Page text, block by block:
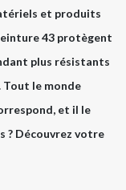
et produits
43 protègent
plus résistants
Tout le monde
et il le
? Découvrez votre